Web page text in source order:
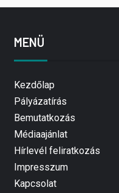
MENÜ
Kezdőlap
Pályázatírás
Bemutatkozás
Médiaajánlat
Hírlevél feliratkozás
Impresszum
Kapcsolat